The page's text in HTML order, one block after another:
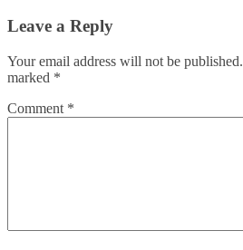
Leave a Reply
Your email address will not be published.
marked *
Comment *